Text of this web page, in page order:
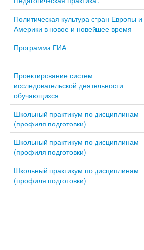
Политическая культура стран Европы и
Америки в новое и новейшее время
Программа ГИА
Проектирование систем
исследовательской деятельности
обучающихся
Школьный практикум по дисциплинам
(профиля подготовки)
Школьный практикум по дисциплинам
(профиля подготовки)
Школьный практикум по дисциплинам
(профиля подготовки)